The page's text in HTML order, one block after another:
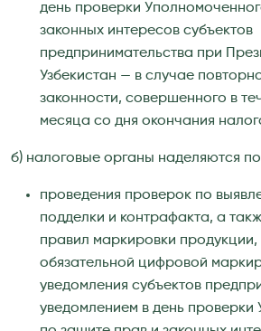
день проверки
законных интересов субъектов
предпринимательства при
Узбекистан — в случае
законности, совершенного в
месяца со дня окончания
б) налоговые органы наделяются
проведения проверок по
подделки и контрафакта, а
правил маркировки
обязательной цифровой
уведомления субъектов
уведомлением в день проверки